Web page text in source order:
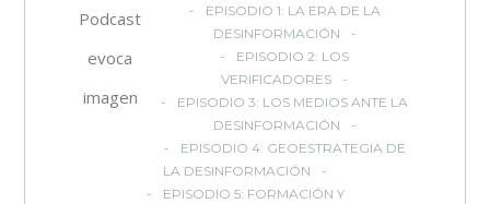
Podcast
evoca
imagen
EPISODIO 1: LA ERA DE LA
DESINFORMACIÓN
EPISODIO 2: LOS
VERIFICADORES
EPISODIO 3: LOS MEDIOS ANTE LA
DESINFORMACIÓN
EPISODIO 4: GEOESTRATEGIA DE
LA DESINFORMACIÓN
EPISODIO 5: FORMACIÓN Y